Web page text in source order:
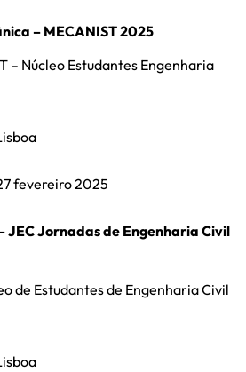
– MECANIST 2025
– Núcleo Estudantes Engenharia
fevereiro 2025
JEC Jornadas de Engenharia Civil
de Estudantes de Engenharia Civil